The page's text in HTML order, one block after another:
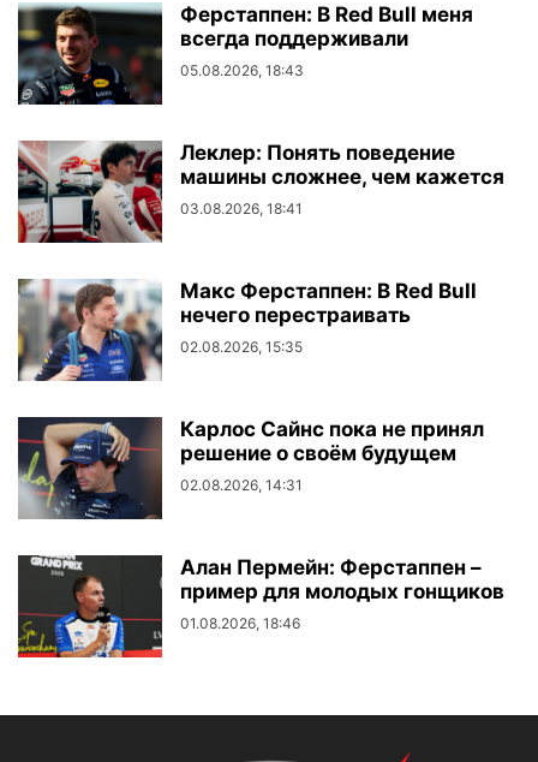
Ферстаппен: В Red Bull меня
всегда поддерживали
05.08.2026, 18:43
Леклер: Понять поведение
машины сложнее, чем кажется
03.08.2026, 18:41
Макс Ферстаппен: В Red Bull
нечего перестраивать
02.08.2026, 15:35
Карлос Сайнс пока не принял
решение о своём будущем
02.08.2026, 14:31
Алан Пермейн: Ферстаппен –
пример для молодых гонщиков
01.08.2026, 18:46